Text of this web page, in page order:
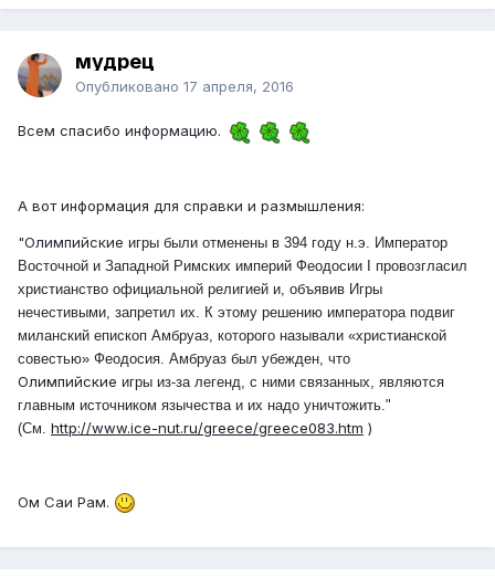
мудрец
Опубликовано 17 апреля, 2016
Всем спасибо информацию.
А вот информация для справки и размышления:
"Олимпийские игры были отменены в 394 году н.э. Император
Восточной и Западной Римских империй Феодосии I провозгласил
христианство официальной религией и, объявив Игры
нечестивыми, запретил их. К этому решению императора подвиг
миланский епископ Амбруаз, которого называли «христианской
совестью» Феодосия. Амбруаз был убежден, что
Олимпийские игры из-за легенд, с ними связанных, являются
главным источником язычества и их надо уничтожить."
(См. http://www.ice-nut.ru/greece/greece083.htm )
Ом Саи Рам.